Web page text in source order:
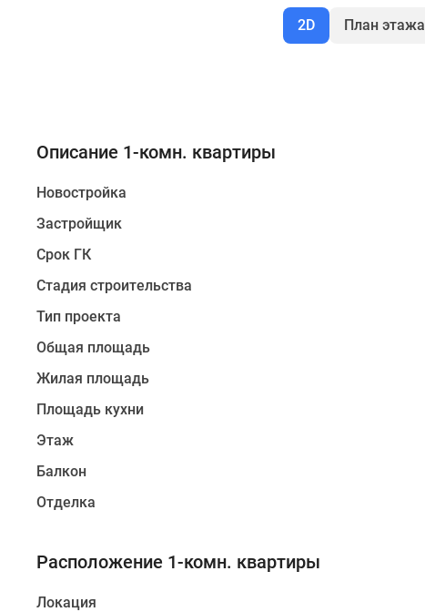
2D План этажа
Описание 1-комн. квартиры
Новостройка
Застройщик
Срок ГК
Стадия строительства
Тип проекта
Общая площадь
Жилая площадь
Площадь кухни
Этаж
Балкон
Отделка
Расположение 1-комн. квартиры
Локация